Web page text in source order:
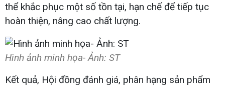
thể khắc phục một số tồn tại, hạn chế để tiếp tục
hoàn thiện, nâng cao chất lượng.
Hình ảnh minh họa- Ảnh: ST
Kết quả, Hội đồng đánh giá, phân hạng sản phẩm